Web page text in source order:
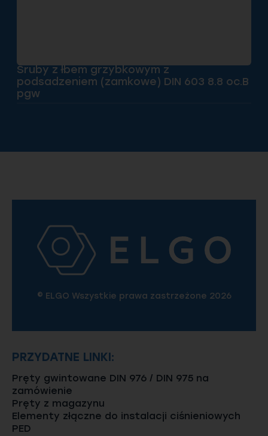
Śruby z łbem grzybkowym z
podsadzeniem (zamkowe) DIN 603 8.8 oc.B
pgw
© ELGO Wszystkie prawa zastrzeżone 2026
PRZYDATNE LINKI:
Pręty gwintowane DIN 976 / DIN 975 na
zamówienie
Pręty z magazynu
Elementy złączne do instalacji ciśnieniowych
PED